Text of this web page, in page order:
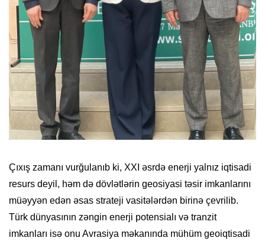
Çıxış zamanı vurğulanıb ki, XXI əsrdə enerji yalnız iqtisadi
resurs deyil, həm də dövlətlərin geosiyasi təsir imkanlarını
müəyyən edən əsas strateji vasitələrdən birinə çevrilib.
Türk dünyasının zəngin enerji potensialı və tranzit
imkanları isə onu Avrasiya məkanında mühüm geoiqtisadi